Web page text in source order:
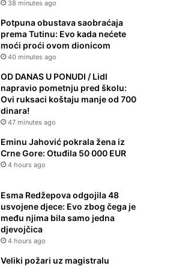
38 minutes ago
Potpuna obustava saobraćaja
prema Tutinu: Evo kada nećete
moći proći ovom dionicom
40 minutes ago
OD DANAS U PONUDI / Lidl
napravio pometnju pred školu:
Ovi ruksaci koštaju manje od 700
dinara!
47 minutes ago
Eminu Jahović pokrala žena iz
Crne Gore: Otuđila 50 000 EUR
4 hours ago
Esma Redžepova odgojila 48
usvojene djece: Evo zbog čega je
među njima bila samo jedna
djevojčica
4 hours ago
Veliki požari uz magistralu